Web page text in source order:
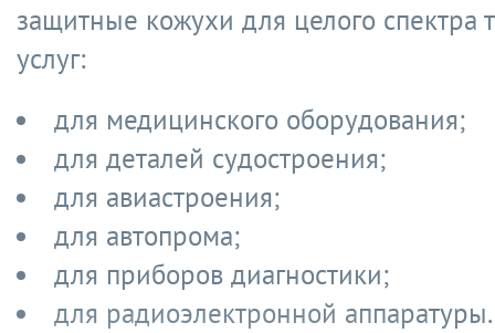
защитные кожухи для целого спектра
услуг:
для медицинского оборудования;
для деталей судостроения;
для авиастроения;
для автопрома;
для приборов диагностики;
для радиоэлектронной аппаратуры.